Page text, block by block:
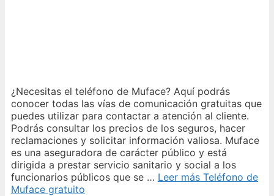
¿Necesitas el teléfono de Muface? Aquí podrás
conocer todas las vías de comunicación gratuitas que
puedes utilizar para contactar a atención al cliente.
Podrás consultar los precios de los seguros, hacer
reclamaciones y solicitar información valiosa. Muface
es una aseguradora de carácter público y está
dirigida a prestar servicio sanitario y social a los
funcionarios públicos que se … Leer más Teléfono de
Muface gratuito